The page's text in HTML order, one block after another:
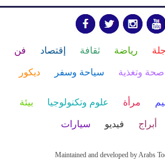
رياضة ثقافة إقتصاد فن
صحة وتغذية سياحة وسفر ديكور
مرأة علوم وتكنولوجيا بيئة
أبراج فيديو سيارات
Maintained and developed by Arabs